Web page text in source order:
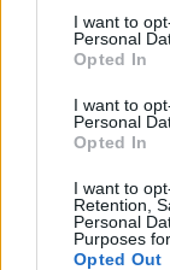
consent section.
I want to
Personal
Opted In
I want to
Personal
Opted In
I want to
Retention,
Personal
Purposes
Opted Out